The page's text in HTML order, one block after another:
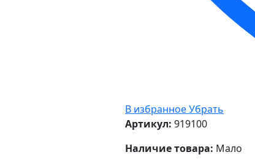
В избранноеУбрать
Артикул: 919100
Наличие товара: Мало